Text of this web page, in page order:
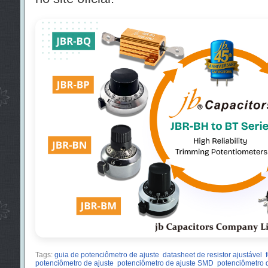
Tags: guia de potenciômetro de ajuste datasheet de resistor ajustável
potenciômetro de ajuste potenciômetro de ajuste SMD potenciômetro